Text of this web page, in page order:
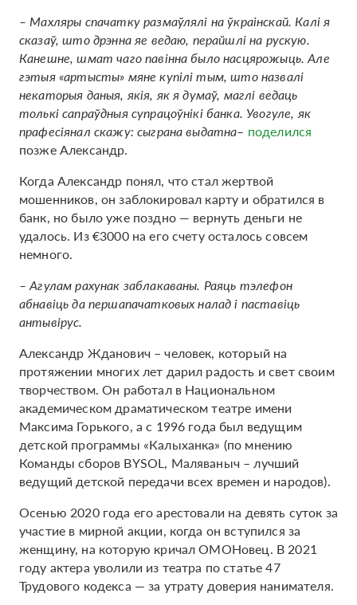
– Махляры спачатку размаўлялі на ўкраінскай. Калі я
сказаў, што дрэнна яе ведаю, перайшлі на рускую.
Канешне, шмат чаго павінна было насцярожыць. Але
гэтыя «артысты» мяне купілі тым, што назвалі
некаторыя даныя, якія, як я думаў, маглі ведаць
толькі сапраўдныя супрацоўнікі банка. Увогуле, як
прафесіянал скажу: сыграна выдатна– поделился
позже Александр.
Когда Александр понял, что стал жертвой
мошенников, он заблокировал карту и обратился в
банк, но было уже поздно — вернуть деньги не
удалось. Из €3000 на его счету осталось совсем
немного.
– Агулам рахунак заблакаваны. Раяць тэлефон
абнавіць да першапачатковых налад і паставіць
антывірус.
Александр Жданович – человек, который на
протяжении многих лет дарил радость и свет своим
творчеством. Он работал в Национальном
академическом драматическом театре имени
Максима Горького, а с 1996 года был ведущим
детской программы «Калыханка» (по мнению
Команды сборов BYSOL, Маляваныч – лучший
ведущий детской передачи всех времен и народов).
Осенью 2020 года его арестовали на девять суток за
участие в мирной акции, когда он вступился за
женщину, на которую кричал ОМОНовец. В 2021
году актера уволили из театра по статье 47
Трудового кодекса — за утрату доверия нанимателя.